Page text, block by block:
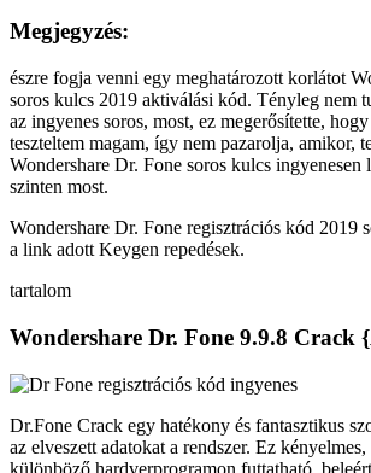
Megjegyzés:
észre fogja venni egy meghatározott korlátot
soros kulcs 2019 aktiválási kód. Tényleg nem
az ingyenes soros, most, ez megerősítette,
teszteltem magam, így nem pazarolja, amikor,
Wondershare Dr. Fone soros kulcs ingyenesen
szinten most.
Wondershare Dr. Fone regisztrációs kód 2019
a link adott Keygen repedések.
tartalom
Wondershare Dr. Fone 9.9.8 Crack
Dr.Fone Crack egy hatékony és fantasztikus
az elveszett adatokat a rendszer. Ez kényelmes,
különböző hardverprogramon futtatható,